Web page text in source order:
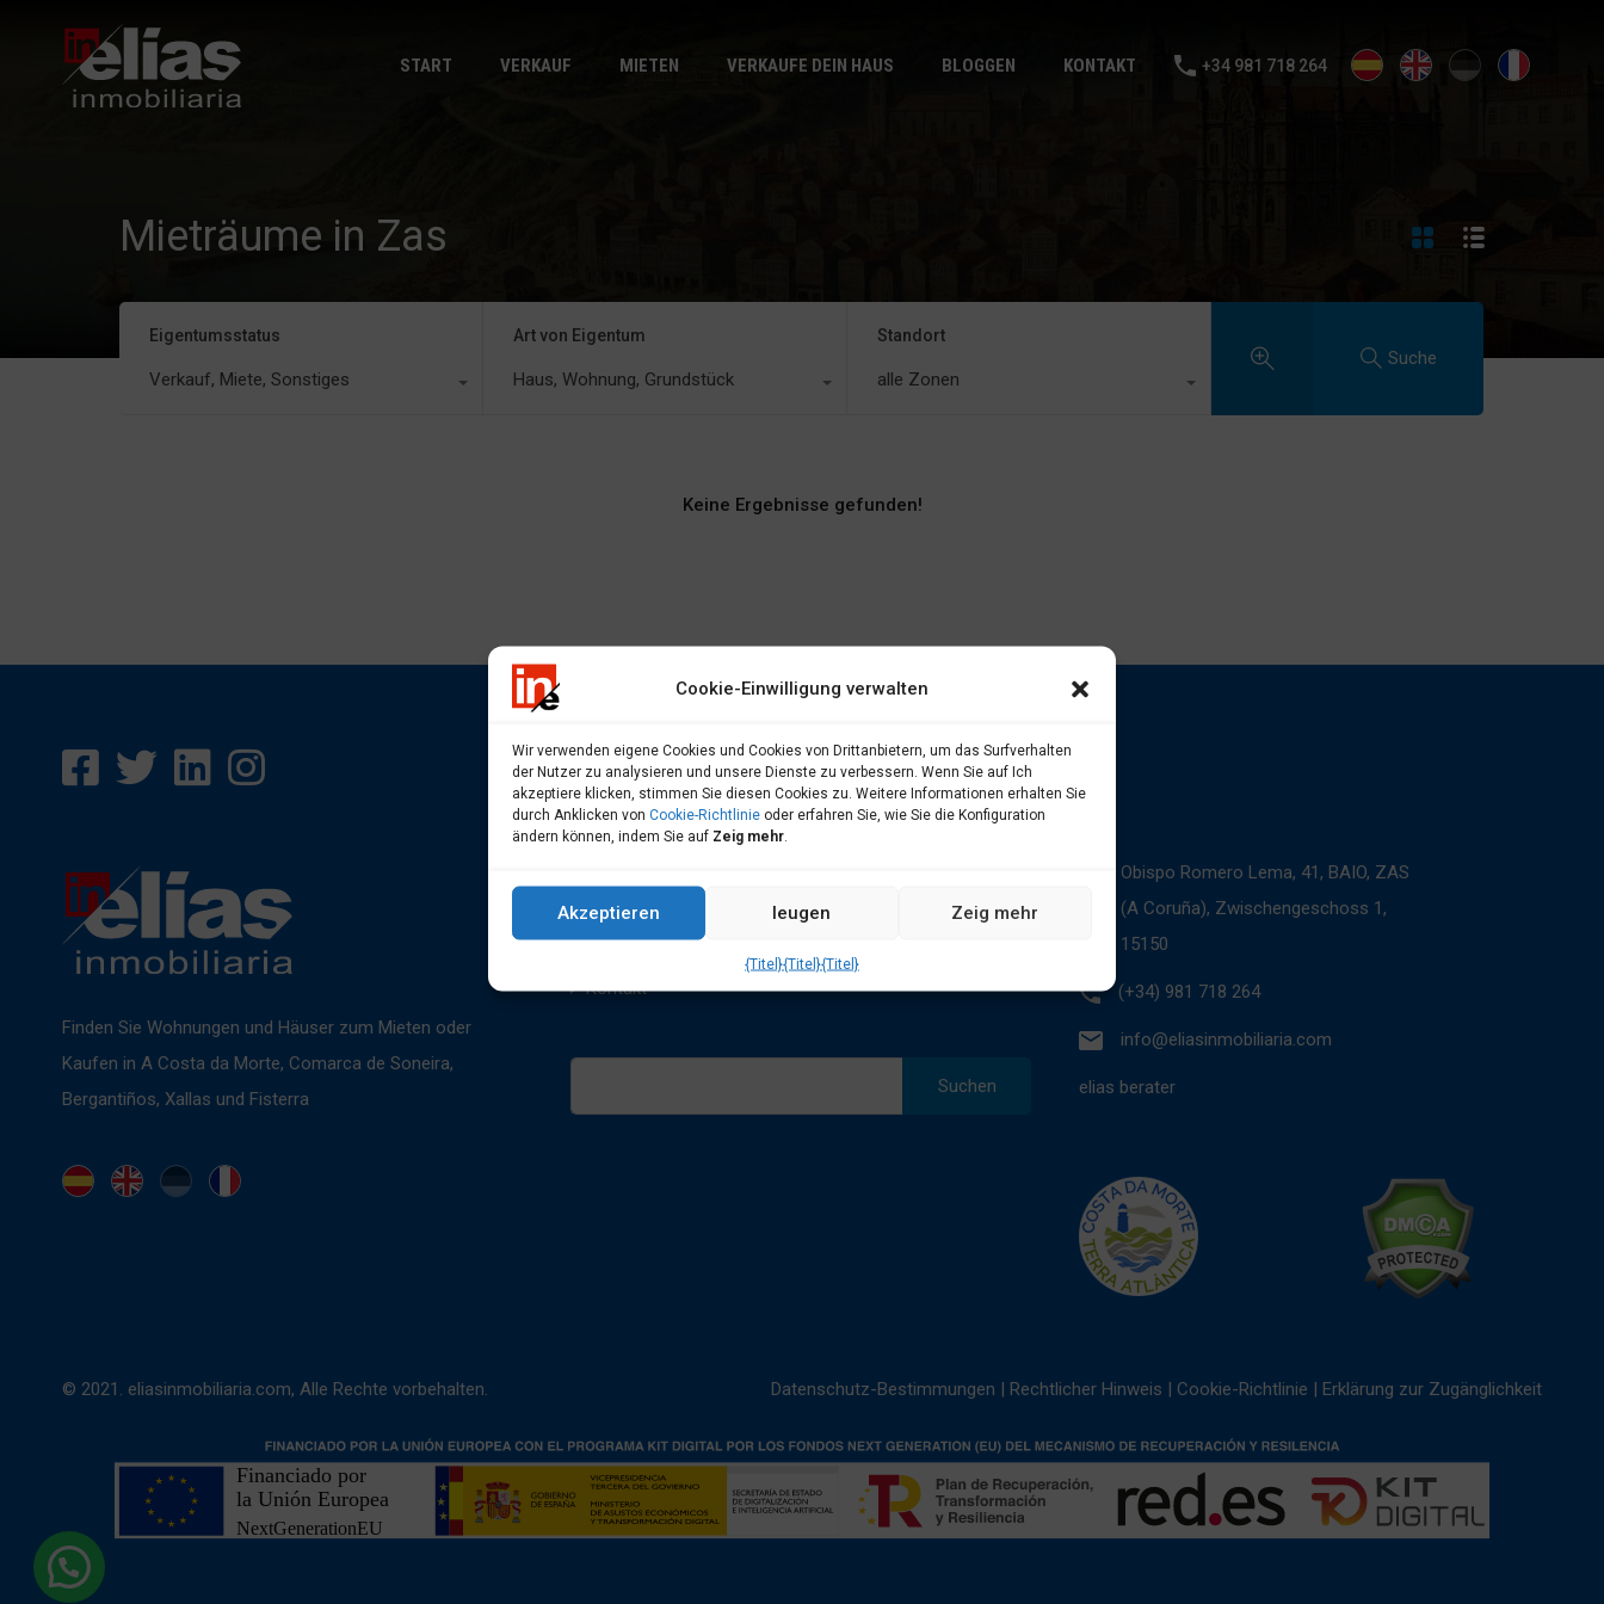
Cookie-Einwilligung verwalten
Wir verwenden eigene Cookies und Cookies von Drittanbietern, um das Surfverhalten
der Nutzer zu analysieren und unsere Dienste zu verbessern. Wenn Sie auf Ich
akzeptiere klicken, stimmen Sie diesen Cookies zu. Weitere Informationen erhalten Sie
durch Anklicken von Cookie-Richtlinie oder erfahren Sie, wie Sie die Konfiguration
ändern können, indem Sie auf Zeig mehr
Akzeptieren leugen Zeig mehr
{Titel}{Titel}{Titel}
BLOGGEN
KONTAKT
START
VERKAUF MIETEN VERKAUFE DEIN HAUS BLOGGEN KONTAKT +34 981 718 264
Mieträume in Zas
Eigentumsstatus
Verkauf, Miete, Sonstiges
Art von Eigentum
Haus, Wohnung, Grundstück
Standort
alle Zonen
Suche
Keine Ergebnisse gefunden!
Finden Sie Wohnungen und Häuser zum Mieten oder
Kaufen in A Costa da Morte, Comarca de Soneira,
Bergantiños, Xallas und Fisterra
Mieten
Ferienwohnung
verkaufe dein Haus
Kontakt
nach:
Obispo Romero Lema, 41, BAIO, ZAS
(A Coruña), Zwischengeschoss 1,
15150
(+34) 981 718 264
info@eliasinmobiliaria.com
elias berater
© 2021. eliasinmobiliaria.com, Alle Rechte vorbehalten. Datenschutz-Bestimmungen | Rechtlicher Hinweis | Cookie-Richtlinie | Erklärung zur Zugänglichkeit